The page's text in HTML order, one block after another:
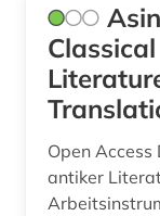
odyssee (2)
Open Access
antiker